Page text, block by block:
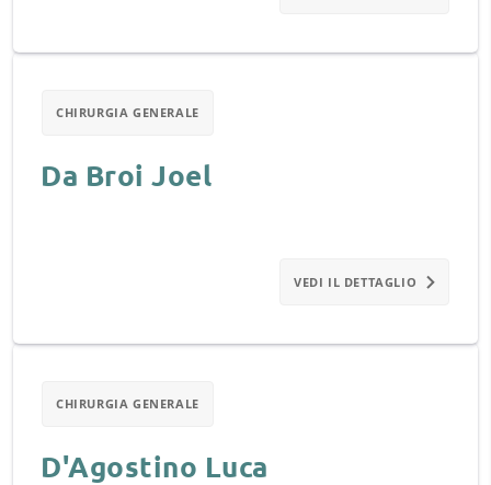
CHIRURGIA GENERALE
Da Broi Joel
VEDI IL DETTAGLIO
CHIRURGIA GENERALE
D'Agostino Luca